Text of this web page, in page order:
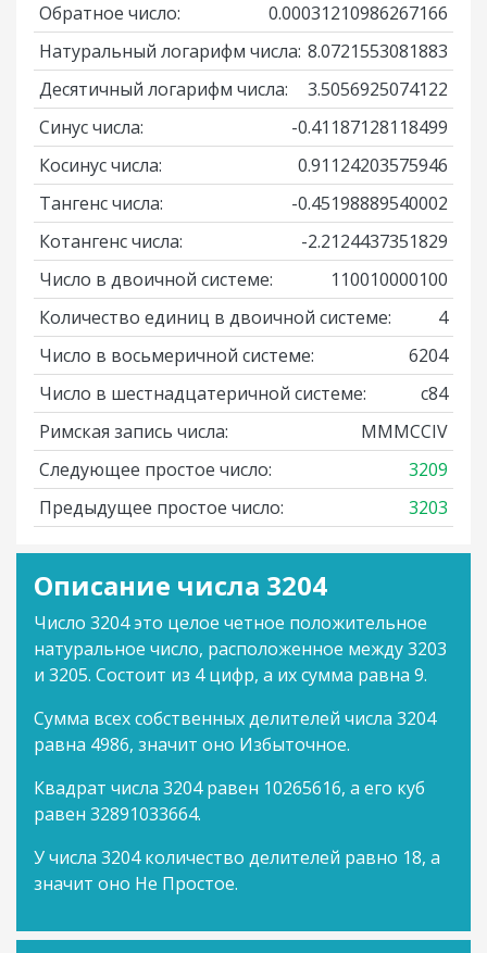
Обратное число:
0.00031210986267166
Натуральный логарифм числа: 8.0721553081883
Десятичный логарифм числа:
3.5056925074122
Синус числа:
-0.41187128118499
Косинус числа:
0.91124203575946
Тангенс числа:
-0.45198889540002
Котангенс числа:
-2.2124437351829
Число в двоичной системе:
110010000100
Количество единиц в двоичной системе:
4
Число в восьмеричной системе:
6204
Число в шестнадцатеричной системе:
c84
Римская запись числа:
MMMCCIV
Следующее простое число:
3209
Предыдущее простое число:
3203
Описание числа 3204
Число 3204 это целое четное положительное
натуральное число, расположенное между 3203
и 3205. Состоит из 4 цифр, а их сумма равна 9.
Сумма всех собственных делителей числа 3204
равна 4986, значит оно Избыточное.
Квадрат числа 3204 равен 10265616, а его куб
равен 32891033664.
У числа 3204 количество делителей равно 18, а
значит оно Не Простое.